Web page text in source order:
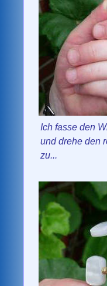
Ich fasse den
und drehe den
zu...